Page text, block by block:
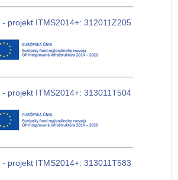
- projekt ITMS2014+: 312011Z205
- projekt ITMS2014+: 313011T504
- projekt ITMS2014+: 313011T583